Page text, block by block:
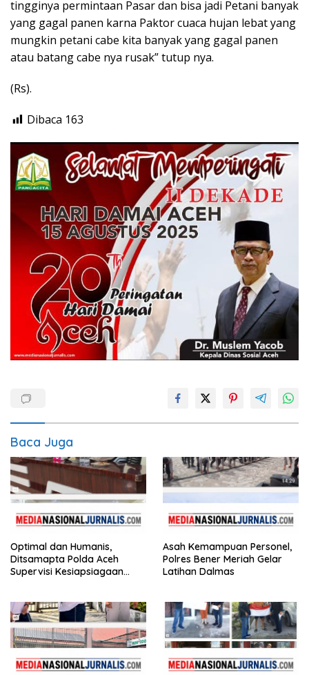
tingginya permintaan Pasar dan bisa jadi Petani banyak
yang gagal panen karna Paktor cuaca hujan lebat yang
mungkin petani cabe kita banyak yang gagal panen
atau batang cabe nya rusak” tutup nya.
(Rs).
Dibaca 163
Baca Juga
Optimal dan Humanis,
Ditsamapta Polda Aceh
Supervisi Kesiapsiagaan
Asah Kemampuan Personel,
Polres Bener Meriah Gelar
Latihan Dalmas